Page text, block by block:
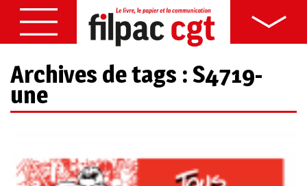
Archives de tags : S4719-
une